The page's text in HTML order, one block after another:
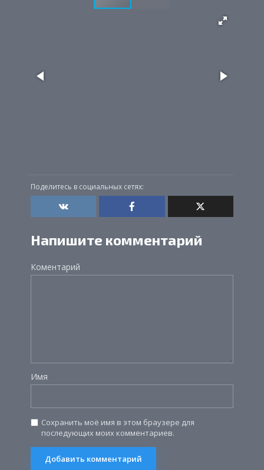
Поделитесь в социальных сетях:
Напишите комментарий
Коментарий
Имя
Сохранить моё имя в этом браузере для
последующих моих комментариев.